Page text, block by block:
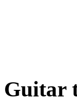
Guitar